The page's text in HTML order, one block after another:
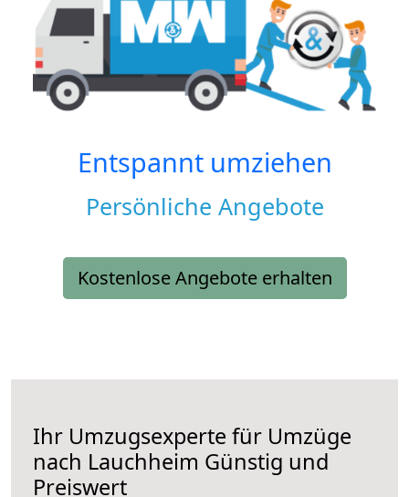
Entspannt umziehen
Persönliche Angebote
Kostenlose Angebote erhalten
Ihr Umzugsexperte für Umzüge
nach Lauchheim Günstig und
Preiswert